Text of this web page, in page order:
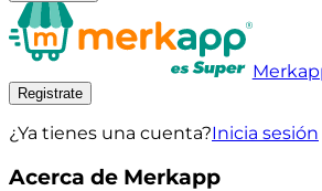
Registrate
¿Ya tienes una cuenta?Inicia sesión
Acerca de Merkapp